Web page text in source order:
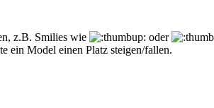
z.B. Smilies wie oder
ein Model einen Platz steigen/fallen.